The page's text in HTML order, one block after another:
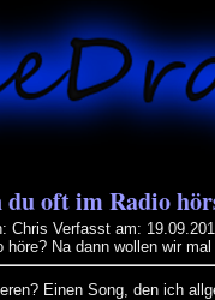
du oft im Radio
Chris Verfasst am:
Na dann wollen wir
Einen Song, den ich